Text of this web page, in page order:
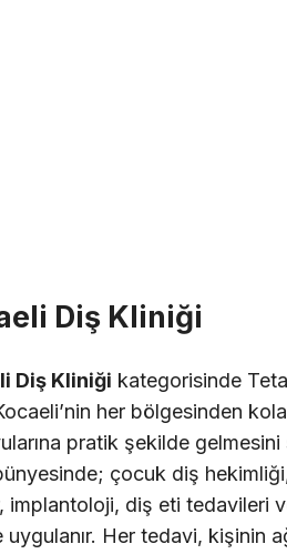
Diş Kliniği
Diş Kliniği kategorisinde
her bölgesinden
pratik şekilde gelmesini
çocuk diş
implantoloji, diş eti tedavileri
uygulanır. Her tedavi, kişinin